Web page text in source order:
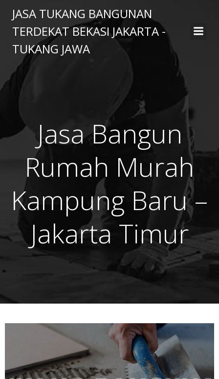
to
content
JASA TUKANG BANGUNAN
TERDEKAT BEKASI JAKARTA -
TUKANG JAWA
Jasa Bangun
Rumah Murah
Kampung Baru –
Jakarta Timur